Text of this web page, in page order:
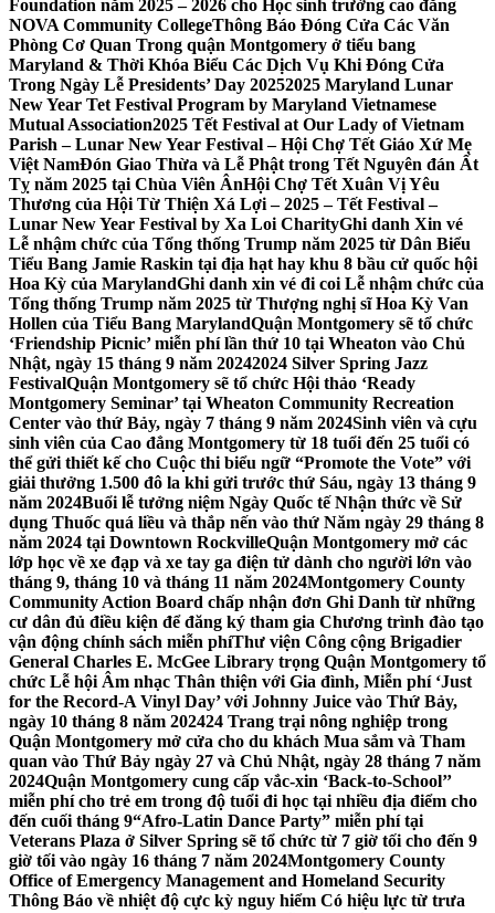
Foundation năm 2025 – 2026 cho Học sinh trường cao đẳng
NOVA Community CollegeThông Báo Đóng Cửa Các Văn
Phòng Cơ Quan Trong quận Montgomery ở tiểu bang
Maryland & Thời Khóa Biểu Các Dịch Vụ Khi Đóng Cửa
Trong Ngày Lễ Presidents’ Day 20252025 Maryland Lunar
New Year Tet Festival Program by Maryland Vietnamese
Mutual Association2025 Tết Festival at Our Lady of Vietnam
Parish – Lunar New Year Festival – Hội Chợ Tết Giáo Xứ Mẹ
Việt NamĐón Giao Thừa và Lễ Phật trong Tết Nguyên đán Ất
Tỵ năm 2025 tại Chùa Viên ÂnHội Chợ Tết Xuân Vị Yêu
Thương của Hội Từ Thiện Xá Lợi – 2025 – Tết Festival –
Lunar New Year Festival by Xa Loi CharityGhi danh Xin vé
Lễ nhậm chức của Tổng thống Trump năm 2025 từ Dân Biểu
Tiểu Bang Jamie Raskin tại địa hạt hay khu 8 bầu cử quốc hội
Hoa Kỳ của MarylandGhi danh xin vé đi coi Lễ nhậm chức của
Tổng thống Trump năm 2025 từ Thượng nghị sĩ Hoa Kỳ Van
Hollen của Tiểu Bang MarylandQuận Montgomery sẽ tổ chức
‘Friendship Picnic’ miễn phí lần thứ 10 tại Wheaton vào Chủ
Nhật, ngày 15 tháng 9 năm 20242024 Silver Spring Jazz
FestivalQuận Montgomery sẽ tổ chức Hội thảo ‘Ready
Montgomery Seminar’ tại Wheaton Community Recreation
Center vào thứ Bảy, ngày 7 tháng 9 năm 2024Sinh viên và cựu
sinh viên của Cao đẳng Montgomery từ 18 tuổi đến 25 tuổi có
thể gửi thiết kế cho Cuộc thi biểu ngữ “Promote the Vote” với
giải thưởng 1.500 đô la khi gửi trước thứ Sáu, ngày 13 tháng 9
năm 2024Buổi lễ tưởng niệm Ngày Quốc tế Nhận thức về Sử
dụng Thuốc quá liều và thắp nến vào thứ Năm ngày 29 tháng 8
năm 2024 tại Downtown RockvilleQuận Montgomery mở các
lớp học về xe đạp và xe tay ga điện tử dành cho người lớn vào
tháng 9, tháng 10 và tháng 11 năm 2024Montgomery County
Community Action Board chấp nhận đơn Ghi Danh từ những
cư dân đủ điều kiện để đăng ký tham gia Chương trình đào tạo
vận động chính sách miễn phíThư viện Công cộng Brigadier
General Charles E. McGee Library trọng Quận Montgomery tổ
chức Lễ hội Âm nhạc Thân thiện với Gia đình, Miễn phí ‘Just
for the Record-A Vinyl Day’ với Johnny Juice vào Thứ Bảy,
ngày 10 tháng 8 năm 202424 Trang trại nông nghiệp trong
Quận Montgomery mở cửa cho du khách Mua sắm và Tham
quan vào Thứ Bảy ngày 27 và Chủ Nhật, ngày 28 tháng 7 năm
2024Quận Montgomery cung cấp vắc-xin ‘Back-to-School’’
miễn phí cho trẻ em trong độ tuổi đi học tại nhiều địa điểm cho
đến cuối tháng 9“Afro-Latin Dance Party” miễn phí tại
Veterans Plaza ở Silver Spring sẽ tổ chức từ 7 giờ tối cho đến 9
giờ tối vào ngày 16 tháng 7 năm 2024Montgomery County
Office of Emergency Management and Homeland Security
Thông Báo về nhiệt độ cực kỳ nguy hiểm Có hiệu lực từ trưa